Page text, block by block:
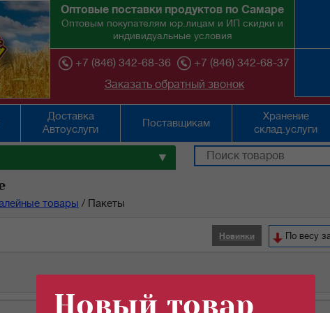
Оптовые поставки продуктов по Самаре
Оптовым покупателям юр.лицам и ИП скидки и
индивидуальные условия
+7 (846) 342-68-36
+7 (846) 342-68-37
Заказать обратный звонок
Доставка
Автоуслуги
Поставщикам
Хранение
склад.услуги
▼
товары / Пакеты
По весу
Новинки